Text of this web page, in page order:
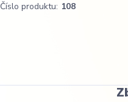
Číslo produktu: 108